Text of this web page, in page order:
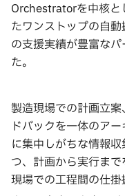
Orchestratorを中核と
たワンストップの自
の支援実績が豊富な
た。
製造現場での計画立
ドバックを一体のア
に集中しがちな情報
つ、計画から実行ま
現場での工程間の仕